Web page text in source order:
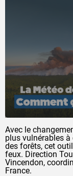
Avec le
plus vulnérables
des forêts, cet
feux. Direction
Vincendon,
France.